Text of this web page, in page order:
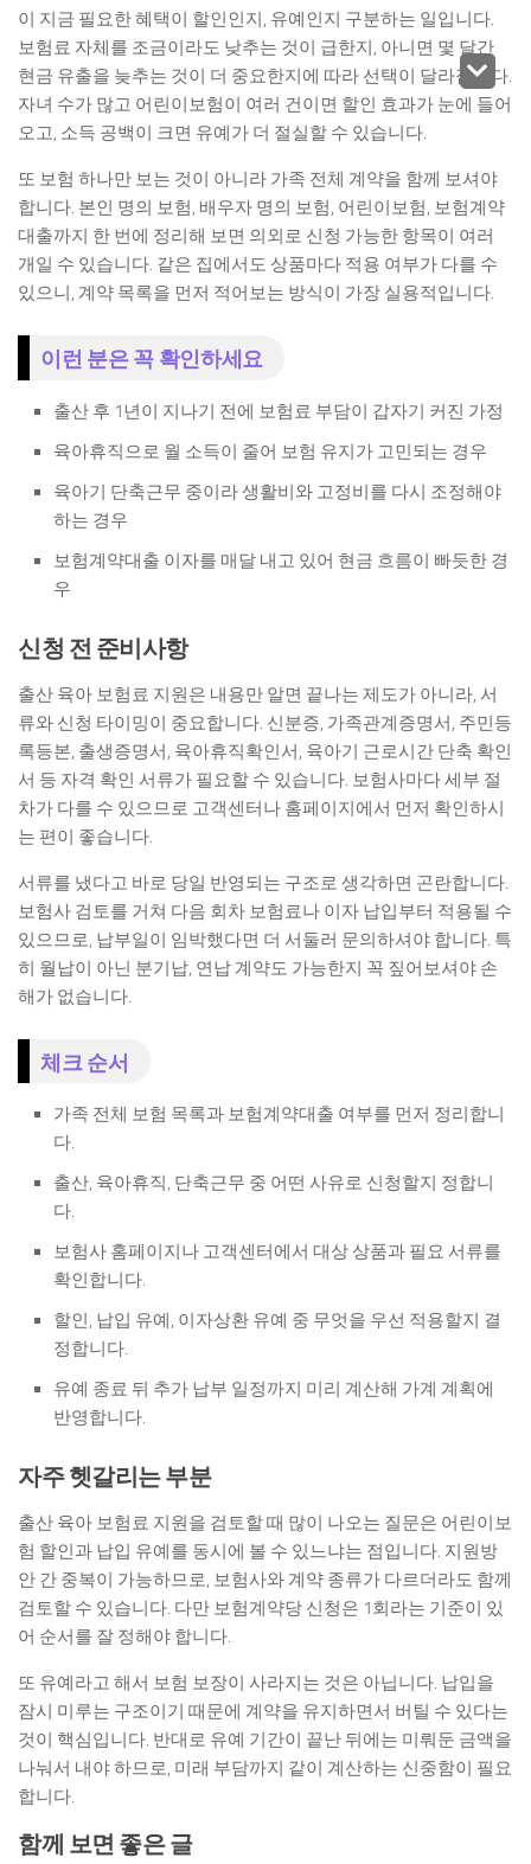
이 지금 필요한 혜택이 할인인지, 유예인지 구분하는 일입니다.
보험료 자체를 조금이라도 낮추는 것이 급한지, 아니면 몇 달간
현금 유출을 늦추는 것이 더 중요한지에 따라 선택이 달라집니다.
자녀 수가 많고 어린이보험이 여러 건이면 할인 효과가 눈에 들어
오고, 소득 공백이 크면 유예가 더 절실할 수 있습니다.
또 보험 하나만 보는 것이 아니라 가족 전체 계약을 함께 보셔야
합니다. 본인 명의 보험, 배우자 명의 보험, 어린이보험, 보험계약
대출까지 한 번에 정리해 보면 의외로 신청 가능한 항목이 여러
개일 수 있습니다. 같은 집에서도 상품마다 적용 여부가 다를 수
있으니, 계약 목록을 먼저 적어보는 방식이 가장 실용적입니다.
이런 분은 꼭 확인하세요
출산 후 1년이 지나기 전에 보험료 부담이 갑자기 커진 가정
육아휴직으로 월 소득이 줄어 보험 유지가 고민되는 경우
육아기 단축근무 중이라 생활비와 고정비를 다시 조정해야
하는 경우
보험계약대출 이자를 매달 내고 있어 현금 흐름이 빠듯한 경
우
신청 전 준비사항
출산 육아 보험료 지원은 내용만 알면 끝나는 제도가 아니라, 서
류와 신청 타이밍이 중요합니다. 신분증, 가족관계증명서, 주민등
록등본, 출생증명서, 육아휴직확인서, 육아기 근로시간 단축 확인
서 등 자격 확인 서류가 필요할 수 있습니다. 보험사마다 세부 절
차가 다를 수 있으므로 고객센터나 홈페이지에서 먼저 확인하시
는 편이 좋습니다.
서류를 냈다고 바로 당일 반영되는 구조로 생각하면 곤란합니다.
보험사 검토를 거쳐 다음 회차 보험료나 이자 납입부터 적용될 수
있으므로, 납부일이 임박했다면 더 서둘러 문의하셔야 합니다. 특
히 월납이 아닌 분기납, 연납 계약도 가능한지 꼭 짚어보셔야 손
해가 없습니다.
체크 순서
가족 전체 보험 목록과 보험계약대출 여부를 먼저 정리합니
다.
출산, 육아휴직, 단축근무 중 어떤 사유로 신청할지 정합니
다.
보험사 홈페이지나 고객센터에서 대상 상품과 필요 서류를
확인합니다.
할인, 납입 유예, 이자상환 유예 중 무엇을 우선 적용할지 결
정합니다.
유예 종료 뒤 추가 납부 일정까지 미리 계산해 가계 계획에
반영합니다.
자주 헷갈리는 부분
출산 육아 보험료 지원을 검토할 때 많이 나오는 질문은 어린이보
험 할인과 납입 유예를 동시에 볼 수 있느냐는 점입니다. 지원방
안 간 중복이 가능하므로, 보험사와 계약 종류가 다르더라도 함께
검토할 수 있습니다. 다만 보험계약당 신청은 1회라는 기준이 있
어 순서를 잘 정해야 합니다.
또 유예라고 해서 보험 보장이 사라지는 것은 아닙니다. 납입을
잠시 미루는 구조이기 때문에 계약을 유지하면서 버틸 수 있다는
것이 핵심입니다. 반대로 유예 기간이 끝난 뒤에는 미뤄둔 금액을
나눠서 내야 하므로, 미래 부담까지 같이 계산하는 신중함이 필요
합니다.
함께 보면 좋은 글